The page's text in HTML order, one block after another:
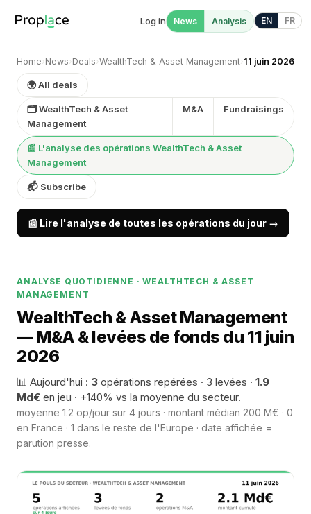
Log in News Analysis EN FR
Home› News› Deals›WealthTech & Asset Management› 11 juin 2026
🌍 All deals
🗂 WealthTech & Asset
Management
M&A Fundraisings
📰 L'analyse des opérations WealthTech & Asset
Management
📬 Subscribe
📰 Lire l'analyse de toutes les opérations du jour →
ANALYSE QUOTIDIENNE · WEALTHTECH & ASSET
MANAGEMENT
WealthTech & Asset Management
— M&A & levées de fonds du 11 juin
2026
📊 Aujourd'hui : 3 opérations repérées · 3 levées · 1.9
Md€ en jeu · +140% vs la moyenne du secteur.
moyenne 1.2 op/jour sur 4 jours · montant médian 200 M€ · 0
en France · 1 dans le reste de l'Europe · date affichée =
parution presse.